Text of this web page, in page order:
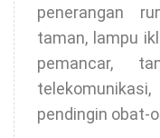
penerangan
taman, lampu
pemancar,
pendingin obat-